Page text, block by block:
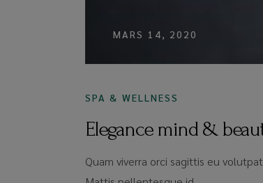
MARS 14, 2020
SPA & WELLNESS
Elegance mind &
Quam viverra orci sagittis eu